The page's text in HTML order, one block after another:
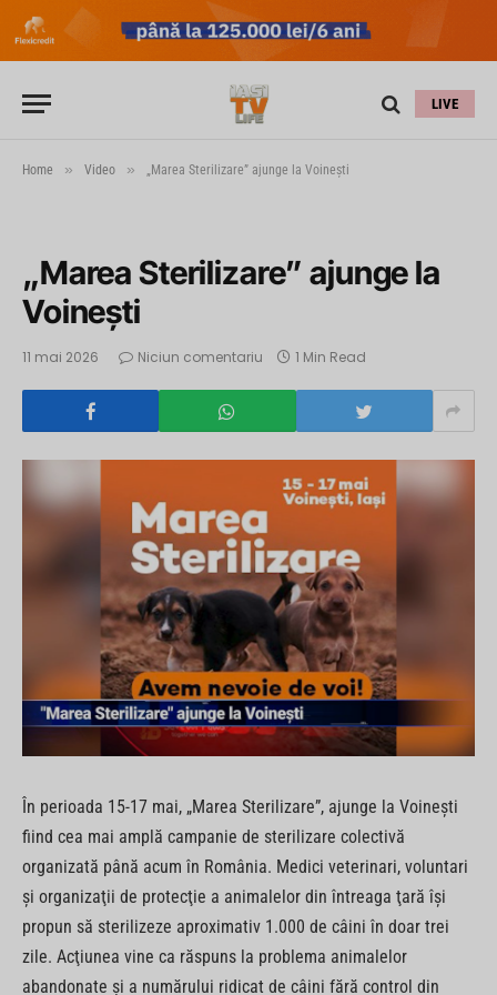
LIVE
Home » Video » „Marea Sterilizare” ajunge la Voineşti
„Marea Sterilizare” ajunge la
Voineşti
11 mai 2026 Niciun comentariu 1 Min Read
În perioada 15-17 mai, „Marea Sterilizare”, ajunge la Voineşti
fiind cea mai amplă campanie de sterilizare colectivă
organizată până acum în România. Medici veterinari, voluntari
şi organizaţii de protecţie a animalelor din întreaga ţară îşi
propun să sterilizeze aproximativ 1.000 de câini în doar trei
zile. Acţiunea vine ca răspuns la problema animalelor
abandonate şi a numărului ridicat de câini fără control din